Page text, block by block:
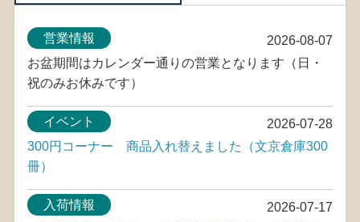
2026-08-07
営業情報
お盆期間はカレンダー通りの営業となります（日・
祝のみお休みです）
2026-07-28
イベント
300円コーナー 商品入れ替えました（文京倉庫300
冊）
2026-07-17
入荷情報